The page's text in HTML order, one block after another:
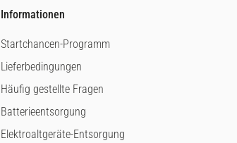
Informationen
Startchancen-Programm
Lieferbedingungen
Häufig gestellte Fragen
Batterieentsorgung
Elektroaltgeräte-Entsorgung